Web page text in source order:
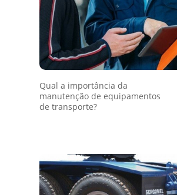
Qual a importância da
manutenção de equipamentos
de transporte?